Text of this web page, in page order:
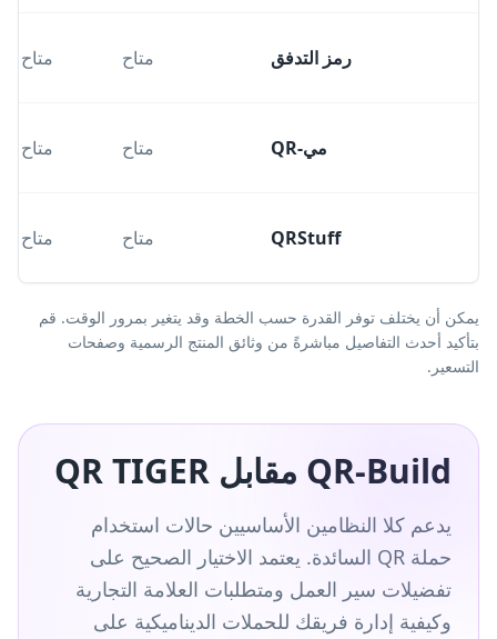
رمز التدفق متاح متاح
مي-QR متاح متاح
QRStuff متاح متاح
يمكن أن يختلف توفر القدرة حسب الخطة وقد يتغير بمرور الوقت. قم
بتأكيد أحدث التفاصيل مباشرةً من وثائق المنتج الرسمية وصفحات
التسعير.
QR-Build مقابل QR TIGER
يدعم كلا النظامين الأساسيين حالات استخدام
حملة QR السائدة. يعتمد الاختيار الصحيح على
تفضيلات سير العمل ومتطلبات العلامة التجارية
وكيفية إدارة فريقك للحملات الديناميكية على